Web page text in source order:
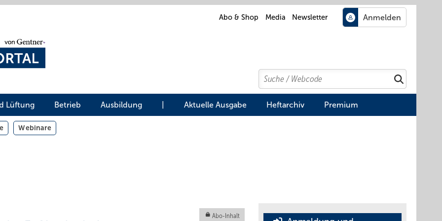
Abo & Shop Media Newsletter
Search
Suchen
Lüftung Betrieb Ausbildung Aktuelle Ausgabe Heftarchiv Premium
Webinare
Abo-Inhalt